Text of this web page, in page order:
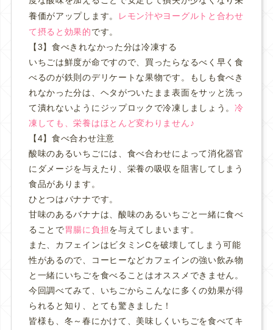
養価がアップします。
レモン汁やヨーグルトと合わせ
て摂ると効果的です。
【3】食べきれなかった分は冷凍する
いちごは鮮度が命ですので、買ったらなるべく早く食
べるのが鉄則のデリケートな果物です。
もしも食べき
れなかった分は、ヘタがついたまま表面をサッと洗っ
て潰れないようにジップロックで冷凍しましょう。冷
凍しても、栄養はほとんど変わりません♪
【4】食べ合わせ注意
酸味のあるいちごには、食べ合わせによって消化器官
にダメージを与えたり、栄養の吸収を阻害してしまう
食品があります。
ひとつはバナナです。
甘味のあるバナナは、酸味のあるいちごと一緒に食べ
ることで胃腸に負担を与えてしまいます。
また、カフェインはビタミンCを破壊してしまう可能
性があるので、コーヒーなどカフェインの強い飲み物
と一緒にいちごを食べることはオススメできません。
今回調べてみて、いちごからこんなに多くの効果が得
られると知り、とても驚きました！
皆様も、冬～春にかけて、美味しくいちごを食べてキ